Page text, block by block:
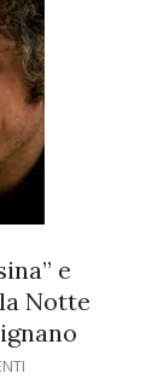
e
Notte